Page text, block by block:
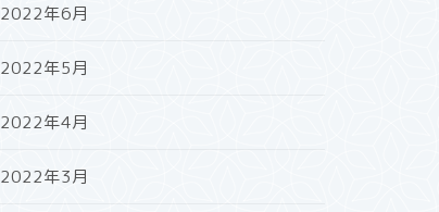
2022年6月
2022年5月
2022年4月
2022年3月